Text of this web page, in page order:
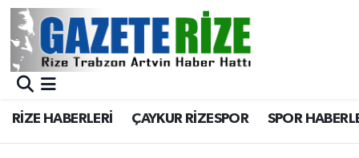
RİZE HABERLERİ ÇAYKUR RİZESPOR SPOR
BÖLGEMİZ
Asayiş
Merkez Nöbetçi Eczaneler
Merkez Trafik Yoğunluk Haritası